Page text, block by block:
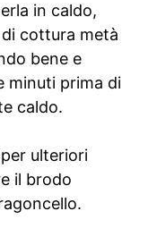
in caldo,
cottura metà
bene e
minuti prima di
caldo.
ulteriori
il brodo